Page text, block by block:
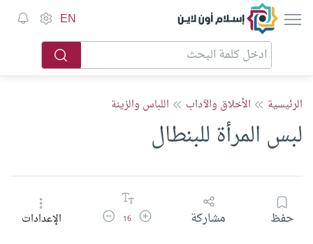
إسلام أون لاين EN
الرئيسية الأخلاق والآداب اللباس والزينة
لبس المرأة للبنطال
حفظ مشاركة زيادة حجم الخط
16 تقليل حجم الخطالإعدادات